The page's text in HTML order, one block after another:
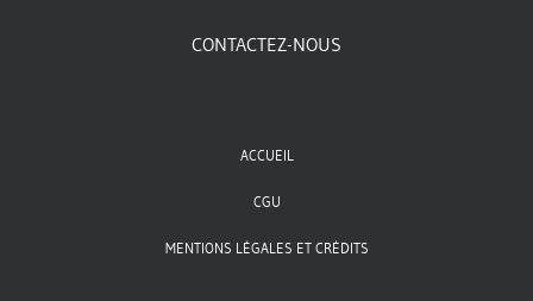
CONTACTEZ-NOUS
ACCUEIL
CGU
MENTIONS LÉGALES ET CRÉDITS